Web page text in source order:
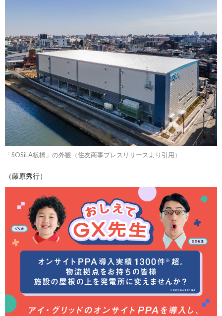
「SOSiLA板橋」の外観（住友商事プレスリリースより引用）
（藤原秀行）